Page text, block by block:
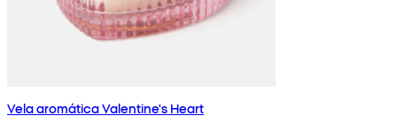
Vela aromática Valentine's Heart